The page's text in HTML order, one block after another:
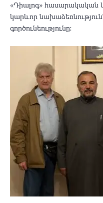
«Դիալոգ» հասարակական
կարևոր
գործունեությունը։